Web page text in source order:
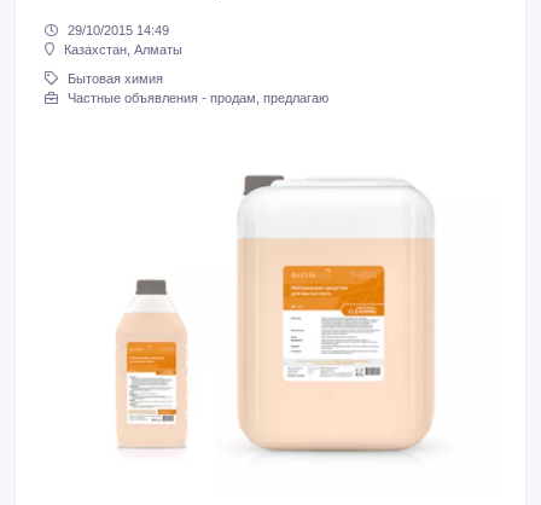
29/10/2015 14:49
Казахстан, Алматы
Бытовая химия
Частные объявления - продам, предлагаю